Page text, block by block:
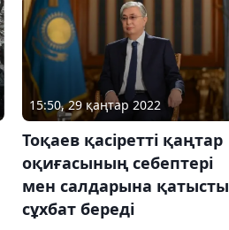
15:50, 29 қаңтар 2022
Тоқаев қасіретті қаңтар
оқиғасының себептері
мен салдарына қатысты
сұхбат береді